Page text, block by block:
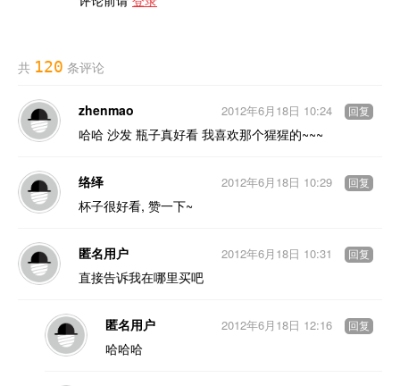
共 120 条评论
zhenmao
哈哈 沙发 瓶子真好看 我喜欢那个猩猩的~~~
2012年6月18日 10:24 回复
络绎
杯子很好看, 赞一下~
2012年6月18日 10:29 回复
匿名用户
直接告诉我在哪里买吧
2012年6月18日 10:31 回复
匿名用户
哈哈哈
2012年6月18日 12:16 回复